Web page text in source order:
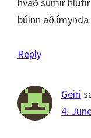
búinn að
Reply
Geiri
4.